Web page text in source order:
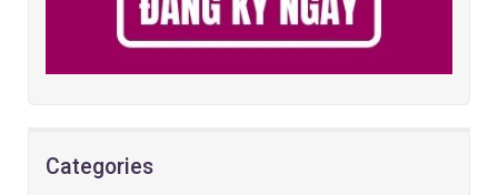
Categories